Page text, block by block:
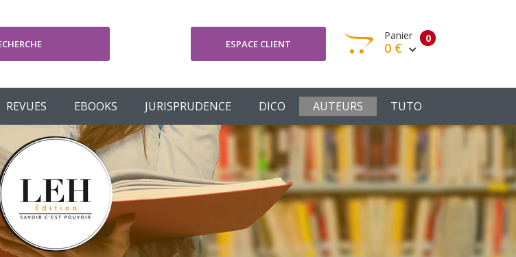
ESPACE CLIENT 0
Panier
0 €
Votre panier est vide
Votre Panier Commander
REVUES EBOOKS JURISPRUDENCE DICO AUTEURS TUTO